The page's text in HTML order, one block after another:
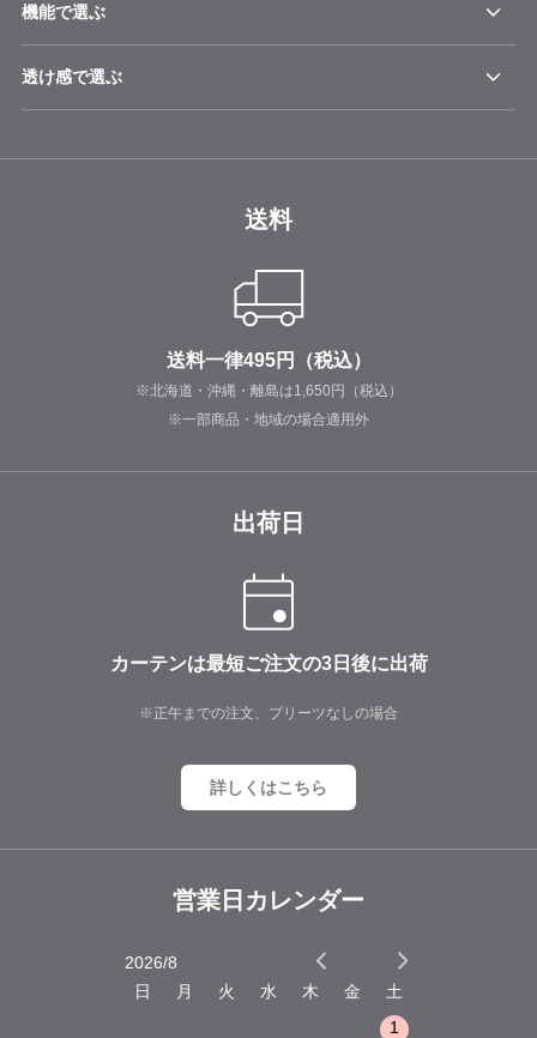
機能で選ぶ
透け感で選ぶ
送料
送料一律495円（税込）
※北海道・沖縄・離島は1,650円（税込）
※一部商品・地域の場合適用外
出荷日
カーテンは最短ご注文の3日後に出荷
※正午までの注文、プリーツなしの場合
詳しくはこちら
営業日カレンダー
2026/8
日
月 火 水 木 金
土
1